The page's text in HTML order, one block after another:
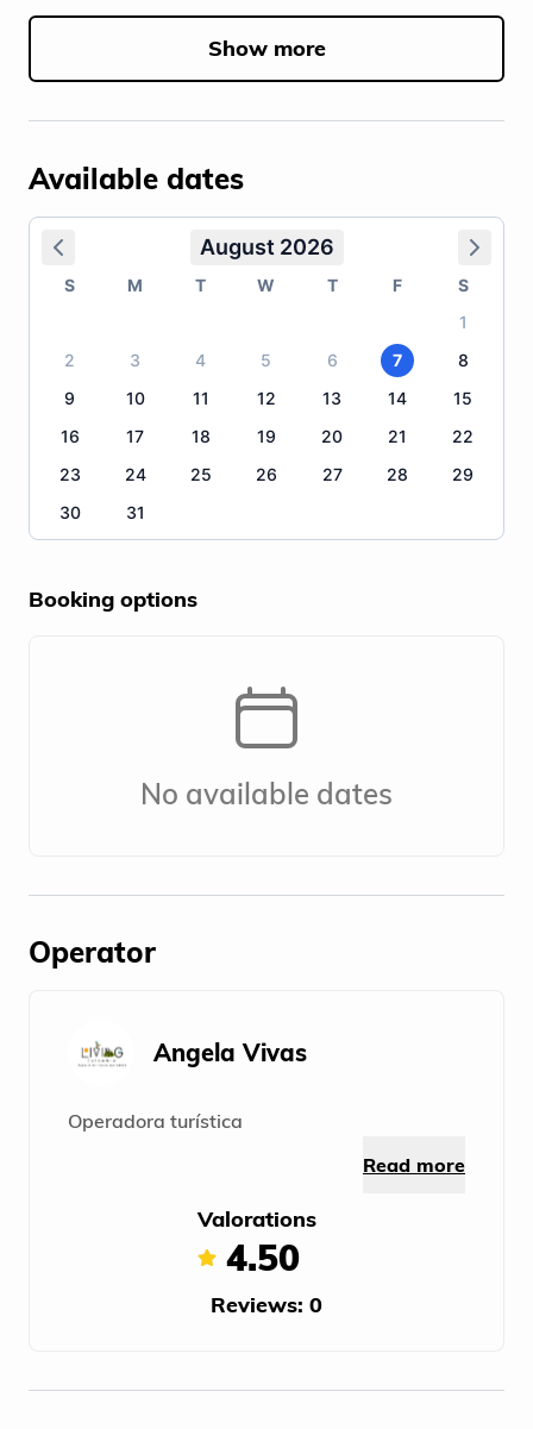
Show more
Available dates
August 2026
S M T W T F
S
1
2
3 4 5 6 7
8
9
10 11 12 13 14
15
16
17 18 19 20 21
22
23
24 25 26 27 28
29
30
31
Booking options
No available dates
Operator
Angela Vivas
Operadora turística
Read more
Valorations
4.50
Reviews: 0